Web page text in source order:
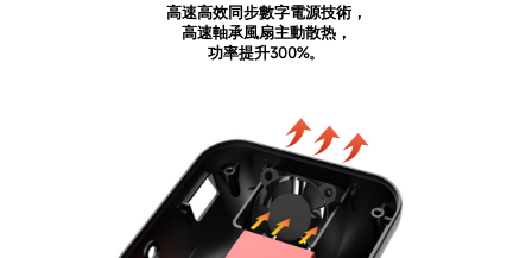
高速高效同步數字電源技術，
高速軸承風扇主動散热，
功率提升300%。